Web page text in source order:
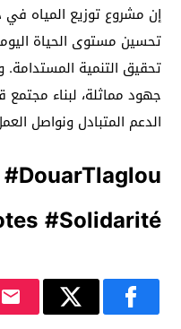
إن مشروع توزيع المياه
تحسين مستوى الحياة
تحقيق التنمية
جهود مماثلة، لبناء مجتمع
الدعم المتبادل ونواصل
#Solidarité